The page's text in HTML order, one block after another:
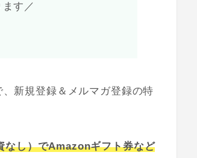
す／
、新規登録＆メルマガ登録の特
なし）でAmazonギフト券など